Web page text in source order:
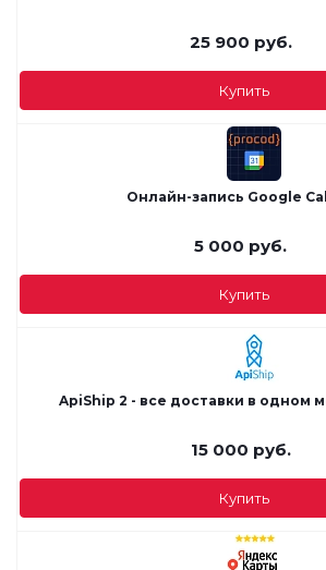
25 900 руб.
Купить
Онлайн-запись Google
5 000 руб.
Купить
ApiShip 2 - все доставки в одном
15 000 руб.
Купить